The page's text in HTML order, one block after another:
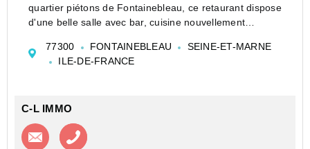
quartier piétons de Fontainebleau, ce retaurant dispose
d'une belle salle avec bar, cuisine nouvellement
charges 100?/mois (photos non contractuelles)
77300 FONTAINEBLEAU
SEINE-ET-MARNE
ILE-DE-FRANCE
C-L IMMO
Contacter l'agence